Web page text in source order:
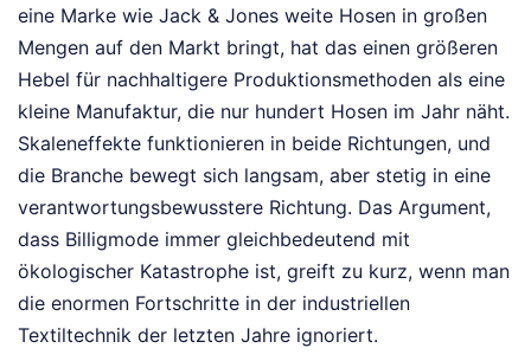
eine Marke wie Jack & Jones weite Hosen in großen
Mengen auf den Markt bringt, hat das einen größeren
Hebel für nachhaltigere Produktionsmethoden als eine
kleine Manufaktur, die nur hundert Hosen im Jahr näht.
Skaleneffekte funktionieren in beide Richtungen, und
die Branche bewegt sich langsam, aber stetig in eine
verantwortungsbewusstere Richtung. Das Argument,
dass Billigmode immer gleichbedeutend mit
ökologischer Katastrophe ist, greift zu kurz, wenn man
die enormen Fortschritte in der industriellen
Textiltechnik der letzten Jahre ignoriert.